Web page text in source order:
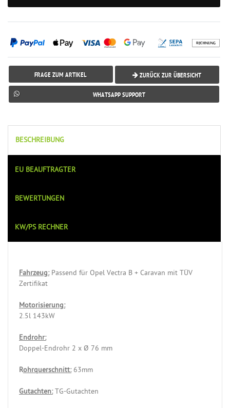
FRAGE ZUM ARTIKEL ZURÜCK ZUR ÜBERSICHT
WHATSAPP SUPPORT
BESCHREIBUNG
EU BEAUFTRAGTER
BEWERTUNGEN
KW/PS RECHNER
Fahrzeug:Passend für Opel Vectra B + Caravan mit TÜV
Zertifikat
Motorisierung:
2.5l 143kW
Endrohr:
Doppel-Endrohr 2 x Ø 76 mm
Rohrquerschnitt:63mm
Gutachten:TG-Gutachten